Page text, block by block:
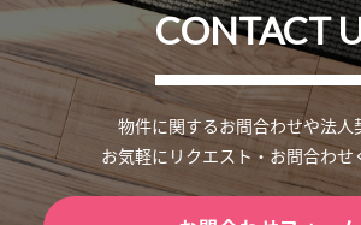
CONTACT
物件に関するお問合わせや法人
お気軽にリクエスト・お問合わせ